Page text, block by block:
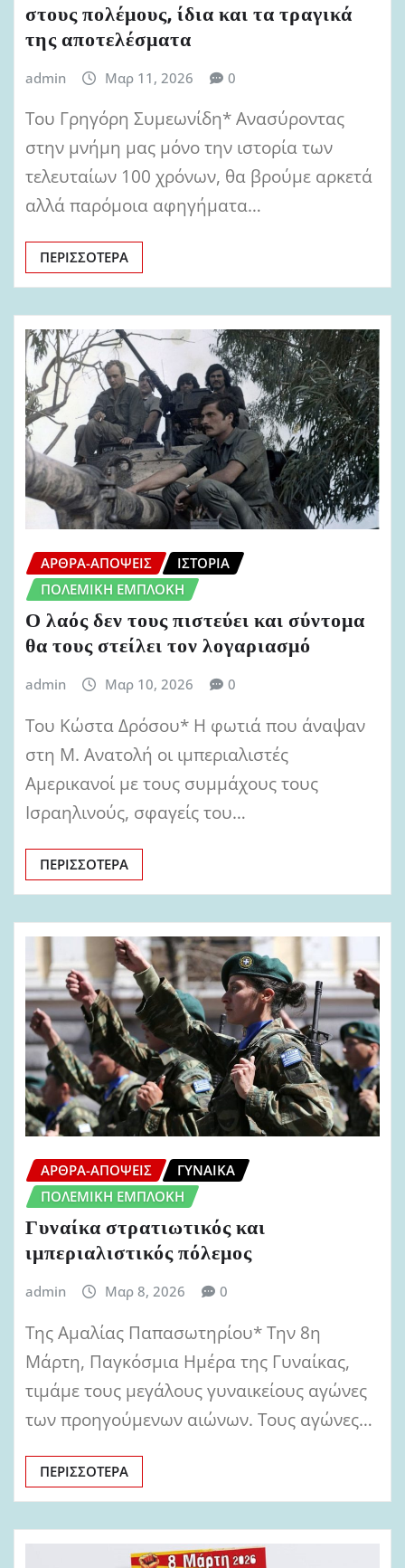
στους πολέμους, ίδια και τα τραγικά
της αποτελέσματα
admin Μαρ 11, 2026 0
Του Γρηγόρη Συμεωνίδη* Ανασύροντας
στην μνήμη μας μόνο την ιστορία των
τελευταίων 100 χρόνων, θα βρούμε αρκετά
αλλά παρόμοια αφηγήματα…
ΠΕΡΙΣΣΌΤΕΡΑ
ΆΡΘΡΑ-ΑΠΌΨΕΙΣ
ΙΣΤΟΡΊΑ
ΠΟΛΕΜΙΚΉ ΕΜΠΛΟΚΉ
Ο λαός δεν τους πιστεύει και σύντομα
θα τους στείλει τον λογαριασμό
admin Μαρ 10, 2026 0
Του Κώστα Δρόσου* Η φωτιά που άναψαν
στη Μ. Ανατολή οι ιμπεριαλιστές
Αμερικανοί με τους συμμάχους τους
Ισραηλινούς, σφαγείς του…
ΠΕΡΙΣΣΌΤΕΡΑ
ΆΡΘΡΑ-ΑΠΌΨΕΙΣ
ΓΥΝΑΊΚΑ
ΠΟΛΕΜΙΚΉ ΕΜΠΛΟΚΉ
Γυναίκα στρατιωτικός και
ιμπεριαλιστικός πόλεμος
admin Μαρ 8, 2026 0
Της Αμαλίας Παπασωτηρίου* Την 8η
Μάρτη, Παγκόσμια Ημέρα της Γυναίκας,
τιμάμε τους μεγάλους γυναικείους αγώνες
των προηγούμενων αιώνων. Τους αγώνες…
ΠΕΡΙΣΣΌΤΕΡΑ